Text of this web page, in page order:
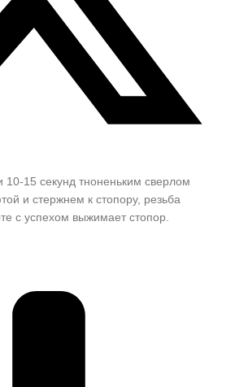
10-15 секунд тноненьким сверлом
и стержнем к стопору, резьба
с успехом выжимает стопор.